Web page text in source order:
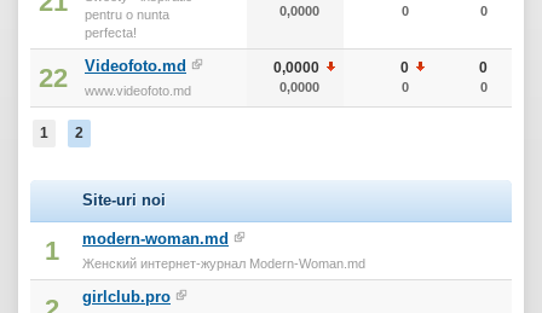
pentru o nunta
perfecta!
0,0000 0 0
22 Videofoto.md
www.videofoto.md
0,0000
0,0000
0
0
0
0
1 2
Site-uri noi
1 modern-woman.md
Женский интернет-журнал Modern-Woman.md
girlclub.pro